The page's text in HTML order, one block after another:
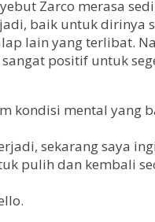
Zarco merasa
baik untuk dirinya
lain yang terlibat.
positif untuk
kondisi mental yang
sekarang saya
pulih dan kembali